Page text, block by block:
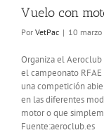
Vuelo con
Por VetPac | 10
Organiza el
el campeonato RFAE
una competición
en las diferentes
motor o que
Fuente:aeroclub.es